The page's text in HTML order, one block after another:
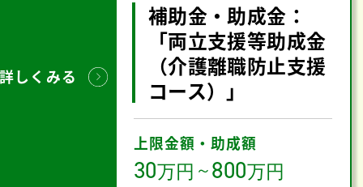
詳しくみる
補助金・助成金：
「両立支援等助成金
（介護離職防止支援
コース）」
上限金額・助成額
30万円 ～800万円